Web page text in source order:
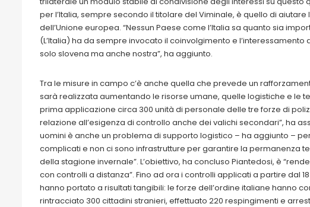
per l’Italia, sempre secondo il titolare del Viminale, è quello di
dell’Unione europea. “Nessun Paese come l’Italia sa quanto sia
(L’Italia) ha da sempre invocato il coinvolgimento e l’interessamento
solo slovena ma anche nostra”, ha aggiunto.
Tra le misure in campo c’è anche quella che prevede un
sarà realizzata aumentando le risorse umane, quelle logistiche e le
prima applicazione circa 300 unità di personale delle tre forze di
relazione all’esigenza di controllo anche dei valichi secondari”, ha
uomini è anche un problema di supporto logistico – ha aggiunto –
complicati e non ci sono infrastrutture per garantire la permanenza
della stagione invernale”. L’obiettivo, ha concluso Piantedosi, è
con controlli a distanza”. Fino ad ora i controlli applicati a partire dal
hanno portato a risultati tangibili: le forze dell’ordine italiane hanno
rintracciato 300 cittadini stranieri, effettuato 220 respingimenti e